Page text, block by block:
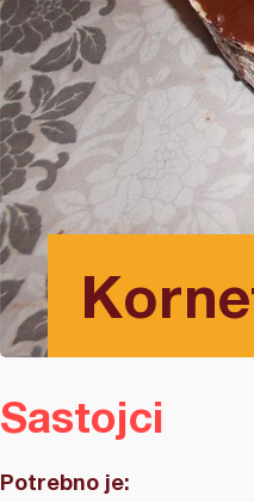
Sastojci
Potrebno je: